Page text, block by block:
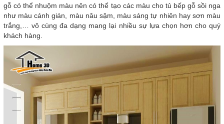
gỗ có thể nhuộm màu nên có thể tạo các màu cho tủ bếp gỗ sồi nga
như màu cánh gián, màu nâu sậm, màu sáng tự nhiên hay sơn màu
trắng,… vô cùng đa dạng mang lại nhiều sự lựa chọn hơn cho quý
khách hàng.